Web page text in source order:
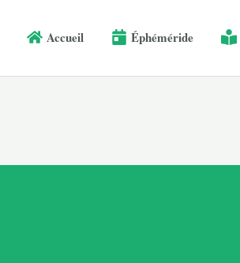
Accueil Éphéméride